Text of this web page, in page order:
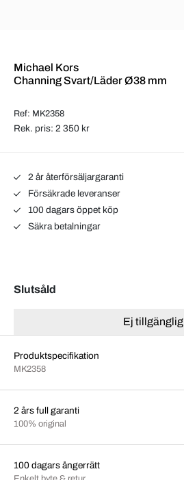
Michael Kors
Channing Svart/Läder Ø38 mm
Ref: MK2358
Rek. pris: 2 350 kr
2 år återförsäljargaranti
Försäkrade leveranser
100 dagars öppet köp
Säkra betalningar
Slutsåld
Ej tillgänglig
Produktspecifikation
MK2358
2 års full garanti
100% original
100 dagars ångerrätt